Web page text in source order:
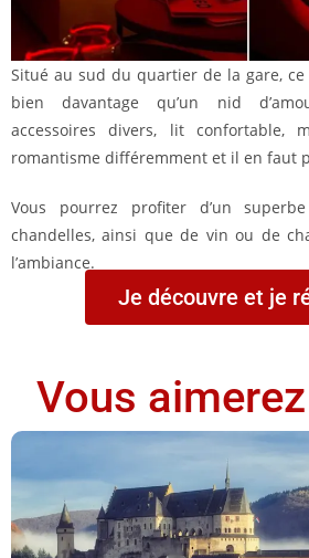
Situé au sud du quartier de la gare,
bien davantage qu’un nid
accessoires divers, lit confortable,
romantisme différemment et il en faut
Vous pourrez profiter d’un
chandelles, ainsi que de vin ou de
l’ambiance.
Je découvre et je
Vous